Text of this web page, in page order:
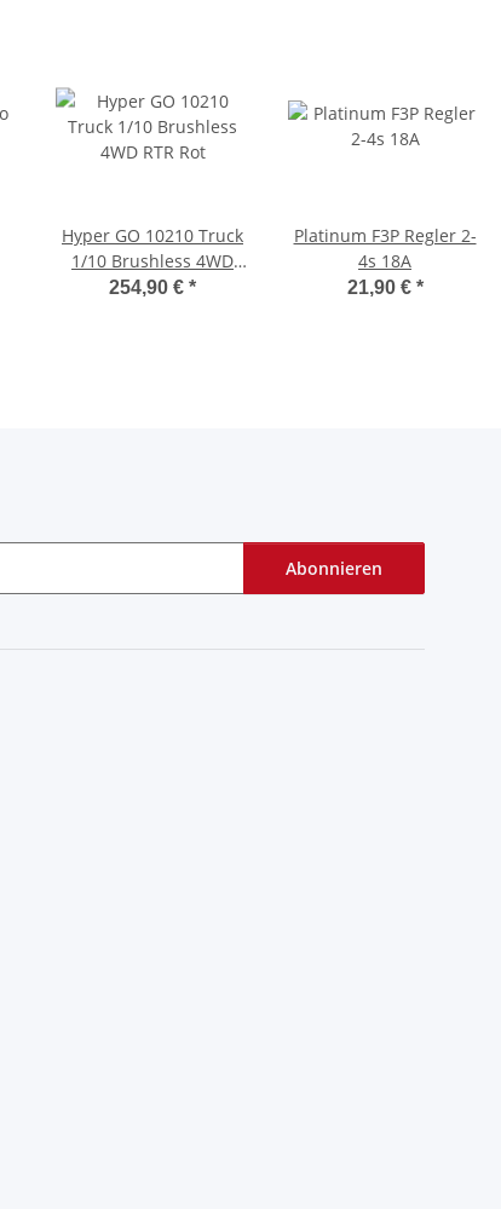
Hyper GO 10210 Truck
1/10 Brushless 4WD
RTR Rot
254,90 € *
Platinum F3P Regler 2-
4s 18A
21,90 € *
Abonnieren